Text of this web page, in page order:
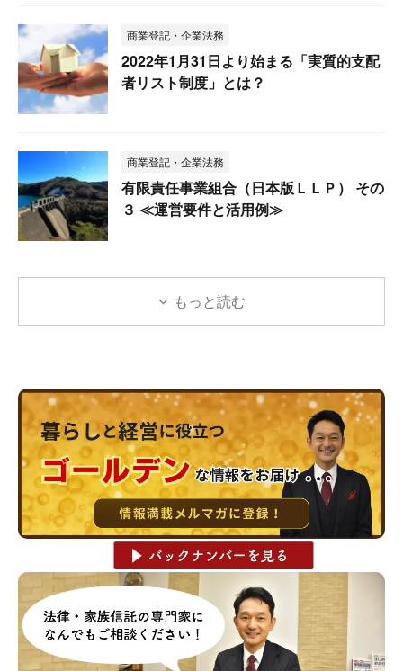
商業登記・企業法務
2022年1月31日より始まる「実質的支配
者リスト制度」とは？
商業登記・企業法務
有限責任事業組合（日本版ＬＬＰ） その
３ ≪運営要件と活用例≫
もっと読む